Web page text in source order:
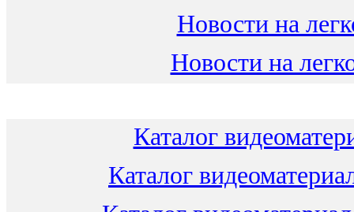
Новости на
Новости на
Каталог
Каталог